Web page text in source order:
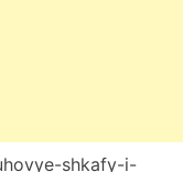
shkafy-i-